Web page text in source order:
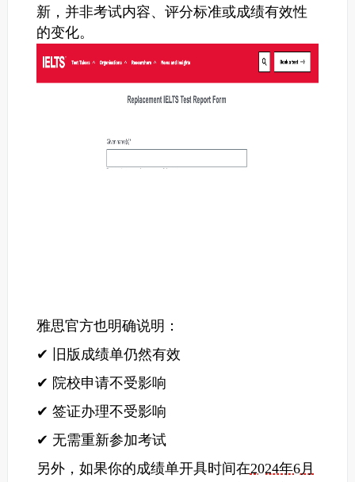
新，并非考试内容、评分标准或成绩有效性
的变化。
雅思官方也明确说明：
✔ 旧版成绩单仍然有效
✔ 院校申请不受影响
✔ 签证办理不受影响
✔ 无需重新参加考试
另外，如果你的成绩单开具时间在2024年6月